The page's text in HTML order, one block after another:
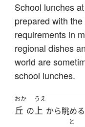
School lunches
prepared with the
requirements in
regional dishes
world are
school lunches.
おか
丘 の
うえ
上 から眺める
と